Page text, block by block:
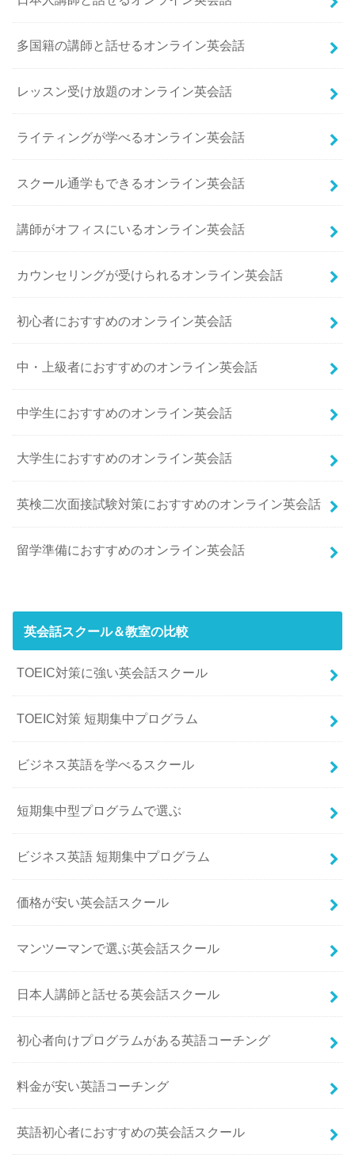
多国籍の講師と話せるオンライン英会話
レッスン受け放題のオンライン英会話
ライティングが学べるオンライン英会話
スクール通学もできるオンライン英会話
講師がオフィスにいるオンライン英会話
カウンセリングが受けられるオンライン英会話
初心者におすすめのオンライン英会話
中・上級者におすすめのオンライン英会話
中学生におすすめのオンライン英会話
大学生におすすめのオンライン英会話
英検二次面接試験対策におすすめのオンライン英会話
留学準備におすすめのオンライン英会話
英会話スクール＆教室の比較
TOEIC対策に強い英会話スクール
TOEIC対策 短期集中プログラム
ビジネス英語を学べるスクール
短期集中型プログラムで選ぶ
ビジネス英語 短期集中プログラム
価格が安い英会話スクール
マンツーマンで選ぶ英会話スクール
日本人講師と話せる英会話スクール
初心者向けプログラムがある英語コーチング
料金が安い英語コーチング
英語初心者におすすめの英会話スクール